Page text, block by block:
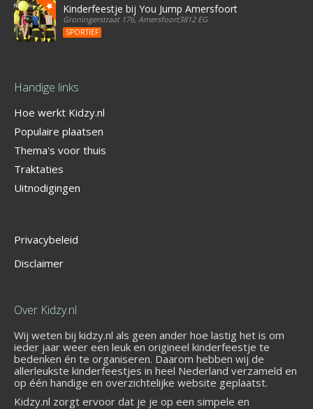
Kinderfeestje bij You Jump Amersfoort
Groningerstraat 176, Amersfoort3812 EG
SPORTIEF
Handige links
Hoe werkt Kidzy.nl
Populaire plaatsen
Thema's voor thuis
Traktaties
Uitnodigingen
Privacybeleid
Disclaimer
Over Kidzy.nl
Wij weten bij kidzy.nl als geen ander hoe lastig het is om
ieder jaar weer een leuk en origineel kinderfeestje te
bedenken én te organiseren. Daarom hebben wij de
allerleukste kinderfeestjes in heel Nederland verzameld en
op één handige en overzichtelijke website geplaatst.
Kidzy.nl zorgt ervoor dat je je op een simpele en